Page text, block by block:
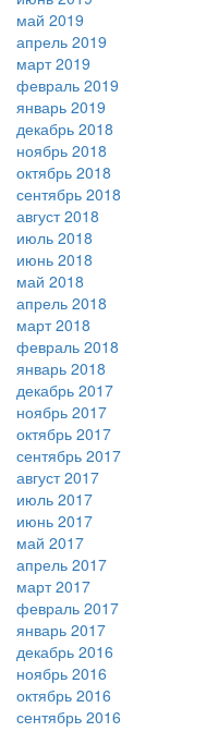
май 2019
апрель 2019
март 2019
февраль 2019
январь 2019
декабрь 2018
ноябрь 2018
октябрь 2018
сентябрь 2018
август 2018
июль 2018
июнь 2018
май 2018
апрель 2018
март 2018
февраль 2018
январь 2018
декабрь 2017
ноябрь 2017
октябрь 2017
сентябрь 2017
август 2017
июль 2017
июнь 2017
май 2017
апрель 2017
март 2017
февраль 2017
январь 2017
декабрь 2016
ноябрь 2016
октябрь 2016
сентябрь 2016